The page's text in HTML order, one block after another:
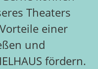
Theaters
einer
und
fördern.